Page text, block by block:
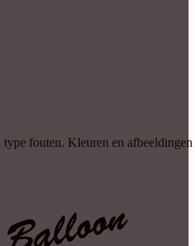
fouten. Kleuren en